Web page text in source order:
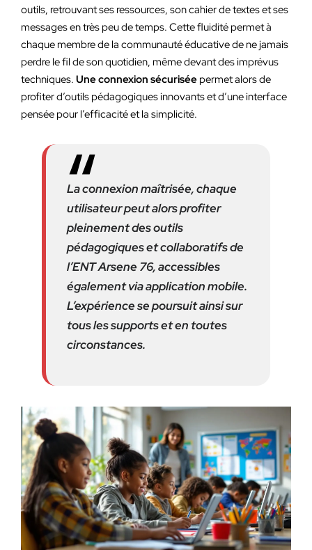
outils, retrouvant ses ressources, son cahier de textes et ses
messages en très peu de temps. Cette fluidité permet à
chaque membre de la communauté éducative de ne jamais
perdre le fil de son quotidien, même devant des imprévus
techniques. Une connexion sécurisée permet alors de
profiter d’outils pédagogiques innovants et d’une interface
pensée pour l’efficacité et la simplicité.
La connexion maîtrisée, chaque
utilisateur peut alors profiter
pleinement des outils
pédagogiques et collaboratifs de
l’ENT Arsene 76, accessibles
également via application mobile.
L’expérience se poursuit ainsi sur
tous les supports et en toutes
circonstances.